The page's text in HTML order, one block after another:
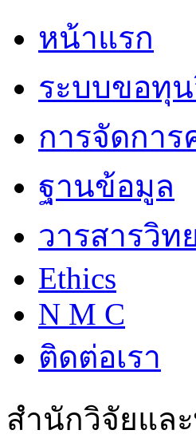
หน้าแรก
ระบบขอทุ
การจัดการ
ฐานข้อมูล
วารสารวิท
Ethics
N M C
ติดต่อเรา
สำนักวิจัยแล